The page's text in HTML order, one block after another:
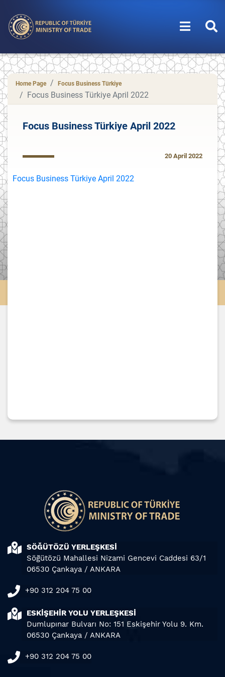
Home Page Focus Business Türkiye
Focus Business Türkiye April 2022
Focus Business Türkiye April 2022
20 April 2022
Focus Business Türkiye April 2022
SÖĞÜTÖZÜ YERLEŞKESİ
Söğütözü Mahallesi Nizami Gencevi Caddesi 63/1
06530 Çankaya / ANKARA
+90 312 204 75 00
ESKİŞEHİR YOLU YERLEŞKESİ
Dumlupınar Bulvarı No: 151 Eskişehir Yolu 9. Km.
06530 Çankaya / ANKARA
+90 312 204 75 00